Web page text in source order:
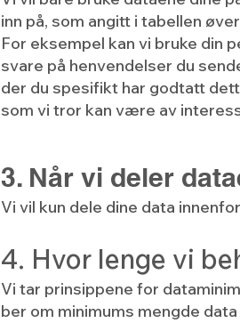
inn på, som angitt i tabellen
For eksempel kan vi bruke din
svare på henvendelser du
der du spesifikt har godtatt
som vi tror kan være av
3. Når vi deler
Vi vil kun dele dine data
4. Hvor lenge vi
Vi tar prinsippene for
ber om minimums mengde